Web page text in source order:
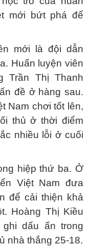
mới bứt phá để
mới là đội dẫn
Huấn luyện viên
Trần Thị Thanh
đề ở hàng sau.
Nam chơi tốt lên,
thủ ở thời điểm
nhiều lỗi ở cuối
hiệp thứ ba. Ở
Việt Nam đưa
để cải thiện khả
Hoàng Thị Kiều
dấu ấn trong
nhà thắng 25-18.